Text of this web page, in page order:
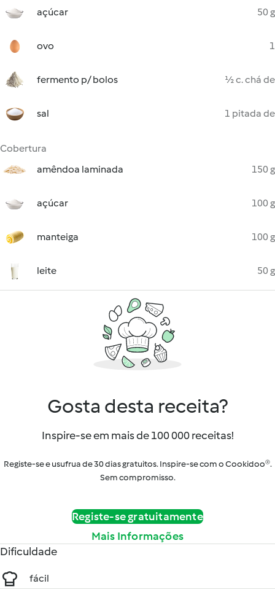
açúcar 50 g
ovo 1
fermento p/ bolos ½ c. chá de
sal 1 pitada de
Cobertura
amêndoa laminada
150 g
açúcar 100 g
manteiga 100 g
leite 50 g
Gosta desta receita?
Inspire-se em mais de 100 000 receitas!
Registe-se e usufrua de 30 dias gratuitos. Inspire-se com o Cookidoo®.
Sem compromisso.
Registe-se gratuitamente
Mais Informações
Dificuldade
fácil